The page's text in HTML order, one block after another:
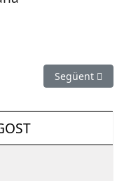
greu una dona en un
Article
Següent